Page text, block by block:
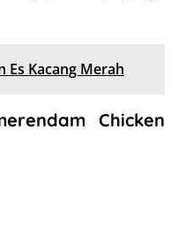
Es Kacang Merah
Chicken